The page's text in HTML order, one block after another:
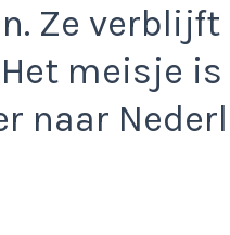
Ze
meisje
naar